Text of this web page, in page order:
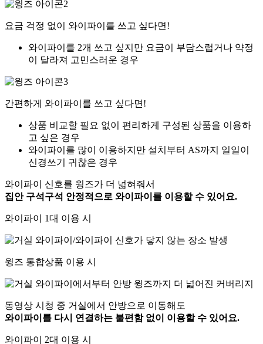
요금 걱정 없이 와이파이를 쓰고 싶다면!
와이파이를 2개 쓰고 싶지만 요금이 부담스럽거나 약정
이 달라져 고민스러운 경우
간편하게 와이파이를 쓰고 싶다면!
상품 비교할 필요 없이 편리하게 구성된 상품을 이용하
고 싶은 경우
와이파이를 많이 이용하지만 설치부터 AS까지 일일이
신경쓰기 귀찮은 경우
와이파이 신호를 윙즈가 더 넓혀줘서
집안 구석구석 안정적으로 와이파이를 이용할 수 있어요.
와이파이 1대 이용 시
윙즈 통합상품 이용 시
동영상 시청 중 거실에서 안방으로 이동해도
와이파이를 다시 연결하는 불편함 없이 이용할 수 있어요.
와이파이 2대 이용 시